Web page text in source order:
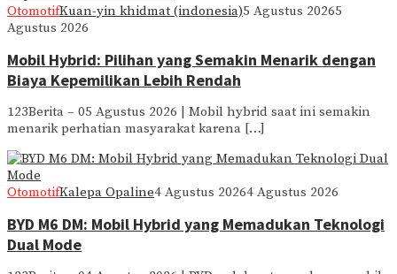
OtomotifKuan-yin khidmat (indonesia)5 Agustus 20265
Agustus 2026
Mobil Hybrid: Pilihan yang Semakin Menarik dengan
Biaya Kepemilikan Lebih Rendah
123Berita – 05 Agustus 2026 | Mobil hybrid saat ini semakin
menarik perhatian masyarakat karena […]
OtomotifKalepa Opaline4 Agustus 20264 Agustus 2026
BYD M6 DM: Mobil Hybrid yang Memadukan Teknologi
Dual Mode